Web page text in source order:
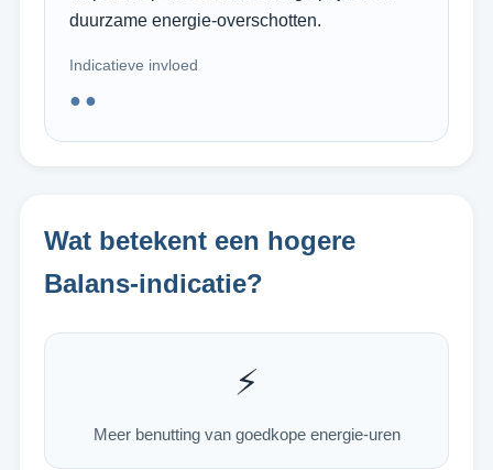
duurzame energie-overschotten.
Indicatieve invloed
●●
Wat betekent een hogere
Balans-indicatie?
⚡
Meer benutting van goedkope energie-uren